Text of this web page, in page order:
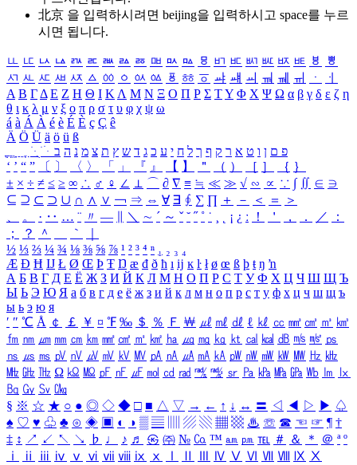
北京 을 입력하시려면 beijing을 입력하시고 space를 누르
시면 됩니다.
ㅥ ㅦ ㅧ ㅨ ㅩ ㅪ ㅫ ㅬ ㅭ ㅮ ㅯ ㅰ ㅱ ㅲ ㅳ ㅴ ㅵ ㅶ ㅷ ㅸ
ㅹ
ㅺ ㅻ ㅼ ㅽ ㅾ ㅿ ㆀ ㆁ ㆂ ㆃ ㆄ ㆅ ㆆ ㆇ ㆈ ㆉ ㆊ ㆋ ㆌ ㆍ
ㆎ
Α Β ΓΔ Ε Ζ Η Θ Ι ΚΛ Μ Ν Ξ Ο Π Ρ Σ ΤΥ Φ Χ Ψ Ω α β γ δ ε ζ η
θ ι κ λ μ ν ξ ο π ρ σ τ υ φ χ ψ ω
á à Á À é è É È ç Ç ê
Ä Ö Ü ä ö ü ß
ִֶֹ ֻּ ׁׂ פ ם ן ו ט א ר ק ף ך ל ח י ע כ ג ד ש ץ ת צ מ נ ה ב
‘ ’ “ ” 〔 〕 〈 〉 「 」 『 』 【 】 ＂ （ ） ［ ］ ｛ ｝
± × ÷ ≠ ≤ ≥ ∞ ∴ ♂ ♀ ∠ ⊥ ⌒ ∂ ∇ ≡ ≒ ≪ ≫ √ ∽ ∝ ∵ ∫ ∬ ∈ ∋
⊆ ⊇ ⊂ ⊃ ∪ ∩ ∧ ∨ ￢ ⇒ ⇔ ∀ ∃ ∮ ∑ ∏ ＋ － ＜ ＝
＞
、
。 · ‥ … ¨ 〃 ― ＼ ∼ ´ ～ ˇ ˘ ˝ ˚ ˙ ¸ ¡ ¿ ː ！ ＇ ， ． ／
：
；
？ ＾ ｀
½ ⅓ ⅔ ¼ ¾ ⅛ ⅜ ⅝ ⅞ ¹ ² ³ ⁴ ⁿ ₁ ₂ ₃ ₄
Æ Ð Ħ Ĳ Ł Ø Œ Þ Ŧ Ŋ æ đ ð ħ ı ĳ ĸ ŀ ł ø œ ß þ ŧ ŋ ŉ
А Б В Г Д Е Ё Ж З И Й К Л М Н О П Р С Т У Ф Х Ц Ч Ш Щ Ъ
Ы Ь Э Ю Я а б в г д е ё ж з и й к л м н о п р с т у ф х ц ч ш щ ъ
ы ь э ю я
′ ″ ℃ Å ￠ ￡ ￥ ¤ ℉ ‰ ＄ ％ Ｆ ￦ ㎕ ㎖ ㎗ ℓ ㎘ ㏄ ㎣ ㎤ ㎥ ㎦
㎙ ㎚ ㎛ ㎜ ㎝ ㎞ ㎟ ㎠ ㎡ ㎢ ㏊ ㎍ ㎎ ㎏ ㏏ ㎈ ㎉ ㏈ ㎧ ㎨ ㎰
㎱ ㎲ ㎳ ㎴ ㎵ ㎶ ㎷ ㎸ ㎹ ㎀ ㎁ ㎂ ㎃ ㎄ ㎺ ㎻ ㎽ ㎾ ㎿ ㎐ ㎑
㎒ ㎓ ㎔ Ω ㏀ ㏁ ㎊ ㎋ ㎌ ㏖ ㏅ ㎭ ㎮ ㎯ ㏛ ㎩ ㎪ ㎫ ㎬ ㏝ ㏐
㏓
㏃ ㏉ ㏜ ㏆
§ ※ ☆ ★ ○ ● ◎ ◇ ◆ □ ■ △ ▽ → ← ↑ ↓ ↔ 〓 ◁ ◀ ▷ ▶ ♤
♠ ♡ ♥ ♧ ♣ ⊙ ◈ ▣ ◐ ◑ ▒ ▤ ▨ ▧ ▦ ▩ ♨ ☏ ☎ ☜ ☞ ¶ †
‡ ↕ ↗ ↙ ↖ ↘ ♭ ♩ ♪ ♬ ㉿ ㈜ № ㏇ ™ ㏂ ㏘ ℡ ＃ ＆ ＊ ＠ ª º
ⅰ
ⅱ ⅲ ⅳ ⅴ ⅵ ⅶ ⅷ ⅸ ⅹ Ⅳ Ⅴ Ⅵ Ⅶ Ⅷ Ⅸ Ⅹ